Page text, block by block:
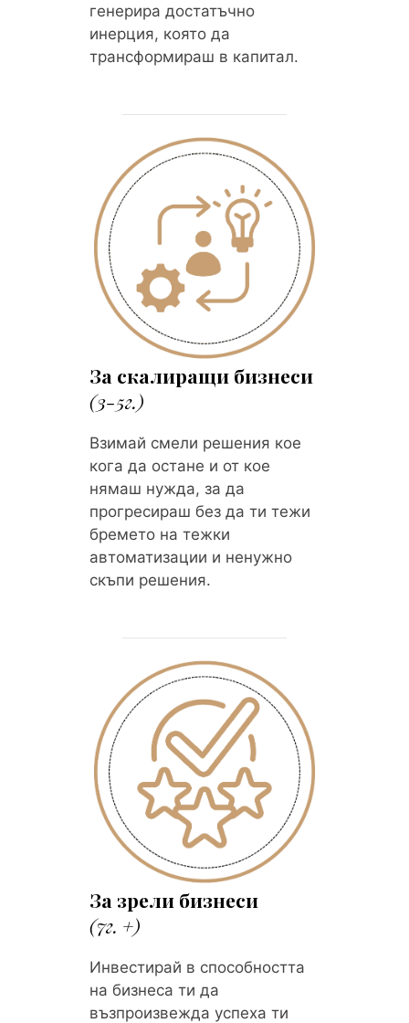
генерира достатъчно
инерция, която да
трансформираш в капитал.
За скалиращи бизнеси
(3-5г.)
Взимай смели решения кое
кога да остане и от кое
нямаш нужда, за да
прогресираш без да ти тежи
бремето на тежки
автоматизации и ненужно
скъпи решения.
За зрели бизнеси
(7г. +)
Инвестирай в способността
на бизнеса ти да
възпроизвежда успеха ти